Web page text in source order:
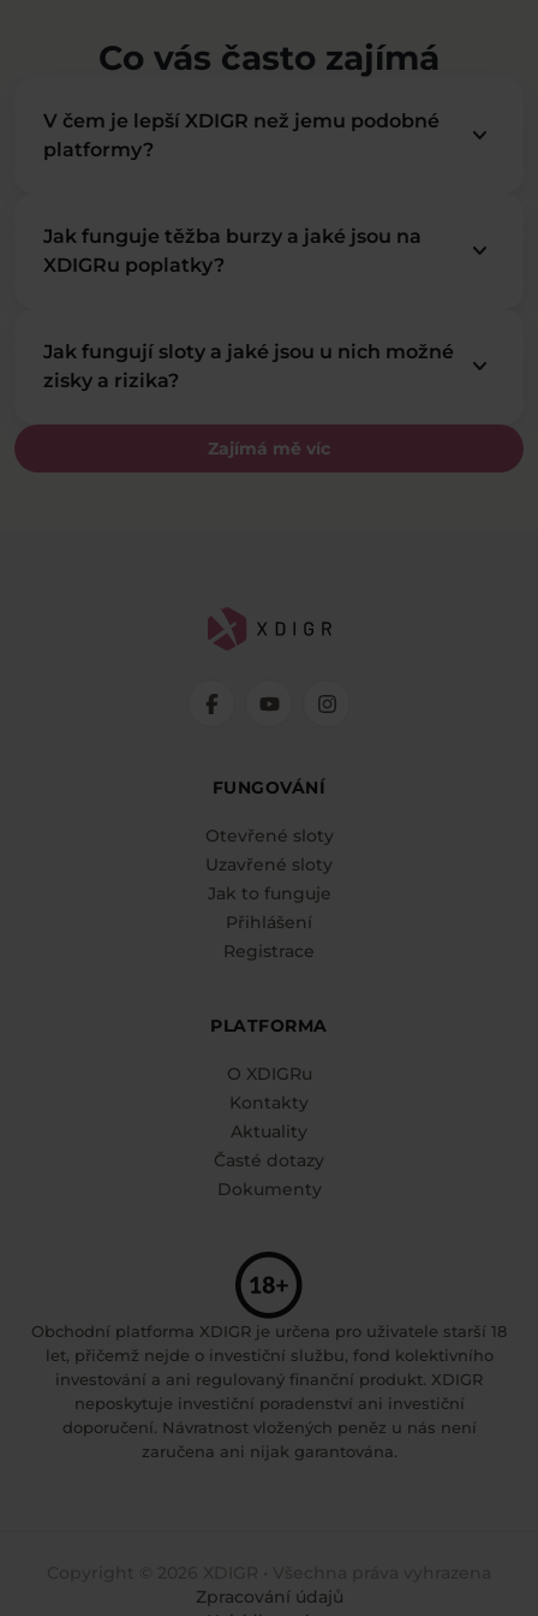
Co vás často zajímá
Zajímá mě víc
V čem je lepší XDIGR než jemu podobné
platformy?
keyboard_arrow_down
Jak funguje těžba burzy a jaké jsou na
XDIGRu poplatky?
keyboard_arrow_down
Jak fungují sloty a jaké jsou u nich možné
zisky a rizika?
keyboard_arrow_down
FUNGOVÁNÍ
Otevřené sloty
Uzavřené sloty
Jak to funguje
Přihlášení
Registrace
PLATFORMA
O XDIGRu
Kontakty
Aktuality
Časté dotazy
Dokumenty
Obchodní platforma XDIGR je určena pro uživatele starší 18
let, přičemž nejde o investiční službu, fond kolektivního
investování a ani regulovaný finanční produkt. XDIGR
neposkytuje investiční poradenství ani investiční
doporučení. Návratnost vložených peněz u nás není
zaručena ani nijak garantována.
Zpracování údajů